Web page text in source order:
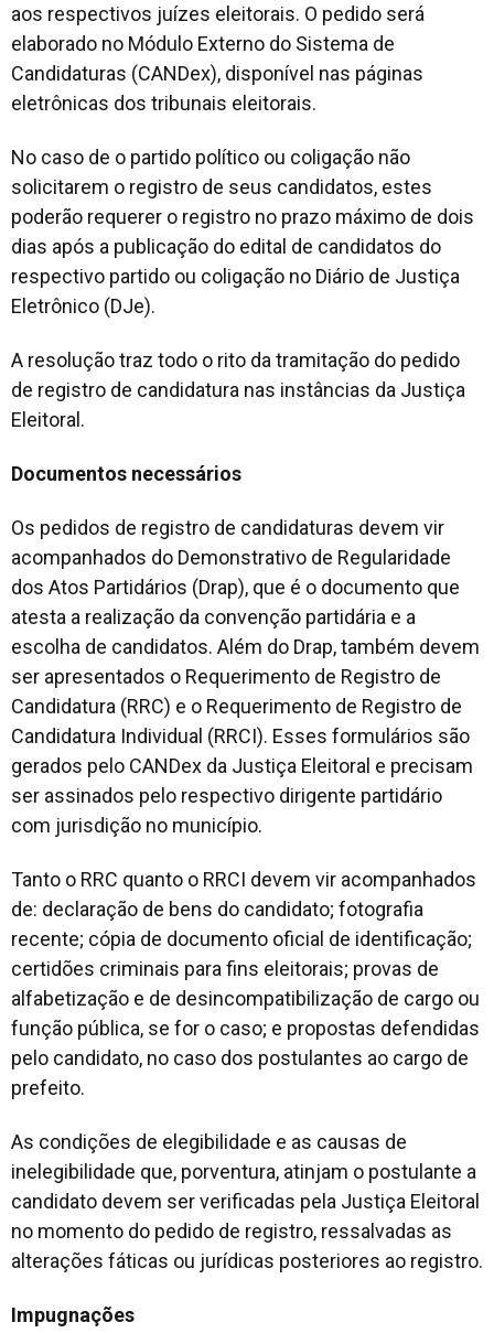
aos respectivos juízes eleitorais. O pedido será
elaborado no Módulo Externo do Sistema de
Candidaturas (CANDex), disponível nas páginas
eletrônicas dos tribunais eleitorais.
No caso de o partido político ou coligação não
solicitarem o registro de seus candidatos, estes
poderão requerer o registro no prazo máximo de dois
dias após a publicação do edital de candidatos do
respectivo partido ou coligação no Diário de Justiça
Eletrônico (DJe).
A resolução traz todo o rito da tramitação do pedido
de registro de candidatura nas instâncias da Justiça
Eleitoral.
Documentos necessários
Os pedidos de registro de candidaturas devem vir
acompanhados do Demonstrativo de Regularidade
dos Atos Partidários (Drap), que é o documento que
atesta a realização da convenção partidária e a
escolha de candidatos. Além do Drap, também devem
ser apresentados o Requerimento de Registro de
Candidatura (RRC) e o Requerimento de Registro de
Candidatura Individual (RRCI). Esses formulários são
gerados pelo CANDex da Justiça Eleitoral e precisam
ser assinados pelo respectivo dirigente partidário
com jurisdição no município.
Tanto o RRC quanto o RRCI devem vir acompanhados
de: declaração de bens do candidato; fotografia
recente; cópia de documento oficial de identificação;
certidões criminais para fins eleitorais; provas de
alfabetização e de desincompatibilização de cargo ou
função pública, se for o caso; e propostas defendidas
pelo candidato, no caso dos postulantes ao cargo de
prefeito.
As condições de elegibilidade e as causas de
inelegibilidade que, porventura, atinjam o postulante a
candidato devem ser verificadas pela Justiça Eleitoral
no momento do pedido de registro, ressalvadas as
alterações fáticas ou jurídicas posteriores ao registro.
Impugnações